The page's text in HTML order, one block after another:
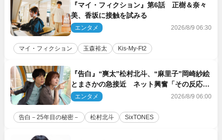
『マイ・フィクション』第6話 正樹＆奈々
美、香坂に接触を試みる
エンタメ 2026/8/9 06:30
マイ・フィクション 玉森裕太 Kis‐My‐Ft2
『告白』“爽太”松村北斗、“麻里子”岡崎紗絵
とまさかの急接近 ネット興奮「その反応
は」「いいの!?」（ネタバレあり）
エンタメ 2026/8/9 06:00
告白－25年目の秘密－ 松村北斗 SixTONES